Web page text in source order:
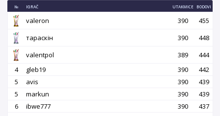
№ IGRAČ UTAKMICE BODOVI
valeron 390
455
тараскін
390
448
valentpol
389
444
4
gleb19 390
442
5
avis 390
439
5
markun 390
439
6
ibwe777 390
437